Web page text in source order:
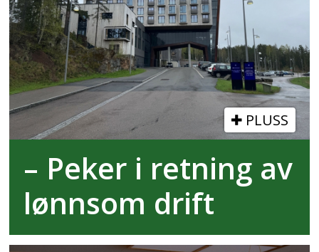
PLUSS
– Peker i retning av
lønnsom drift